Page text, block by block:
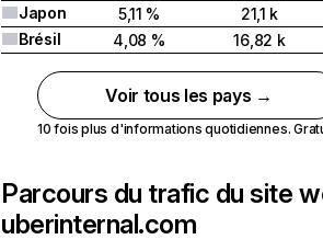
Japon
5,11 %
21,1 k
Brésil
4,08 % 16,82 k
Voir tous les pays →
10 fois plus d'informations quotidiennes.
Parcours du trafic du site
uberinternal.com